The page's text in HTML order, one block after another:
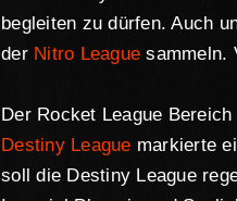
begleiten zu dürfen. Auch
der Nitro League sammeln.
Der Rocket League
Destiny League markierte
soll die Destiny League